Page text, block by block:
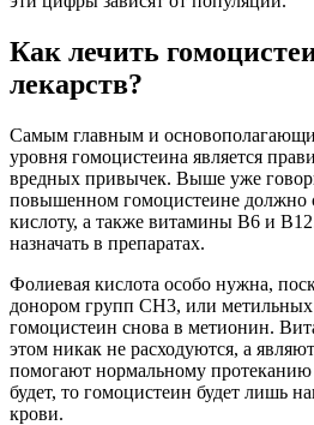
Как лечить
лекарств?
Самым главным и
уровня гомоцистеина является
вредных привычек. Выше уже
повышенном гомоцистеине должно
кислоту, а также витамины B6 и
назначать в препаратах.
Фолиевая кислота особо нужна,
донором групп СН3, или метильных
гомоцистеин снова в метионин.
этом никак не расходуются, а
помогают нормальному
будет, то гомоцистеин будет лишь
крови.